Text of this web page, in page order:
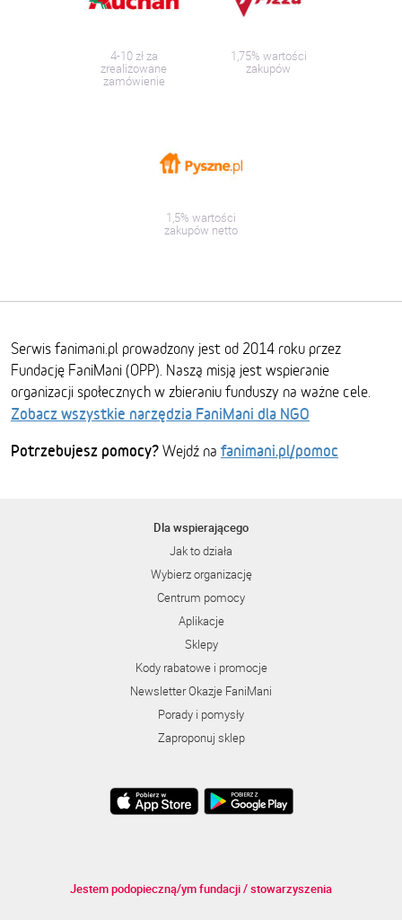
4-10 zł za
zrealizowane
zamówienie
1,75% wartości
zakupów
1,5% wartości
zakupów netto
Serwis fanimani.pl prowadzony jest od 2014 roku przez
Fundację FaniMani (OPP). Naszą misją jest wspieranie
organizacji społecznych w zbieraniu funduszy na ważne cele.
Zobacz wszystkie narzędzia FaniMani dla NGO
Potrzebujesz pomocy? Wejdź na fanimani.pl/pomoc
Dla wspierającego
Jak to działa
Wybierz organizację
Centrum pomocy
Aplikacje
Sklepy
Kody rabatowe i promocje
Newsletter Okazje FaniMani
Porady i pomysły
Zaproponuj sklep
Jestem podopieczną/ym fundacji / stowarzyszenia